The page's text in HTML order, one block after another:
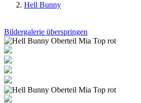
Hell Bunny
Bildergalerie überspringen